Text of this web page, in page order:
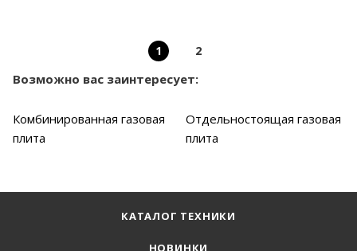
1 2
Возможно вас заинтересует:
Комбинированная газовая
плита
Отдельностоящая газовая
плита
КАТАЛОГ ТЕХНИКИ
НОВИНКИ